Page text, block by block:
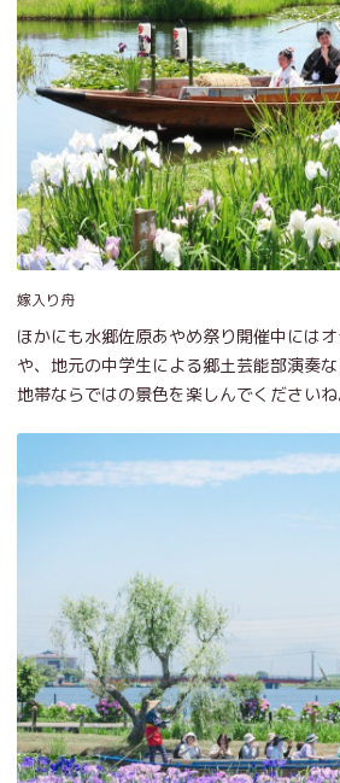
嫁入り舟
ほかにも水郷佐原あやめ祭り開催中には
や、地元の中学生による郷土芸能部演奏
地帯ならではの景色を楽しんでくださいね